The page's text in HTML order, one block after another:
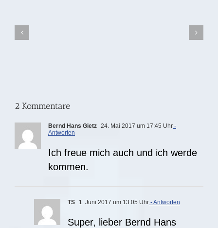
I
Uhr
2 Kommentare
Bernd Hans Gietz 24. Mai 2017 um 17:45 Uhr -
Antworten
Ich freue mich auch und ich werde
kommen.
TS 1. Juni 2017 um 13:05 Uhr - Antworten
Super, lieber Bernd Hans